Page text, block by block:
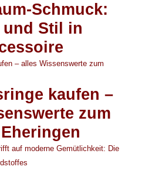
Schmuck:
Stil in
kaufen –
zum